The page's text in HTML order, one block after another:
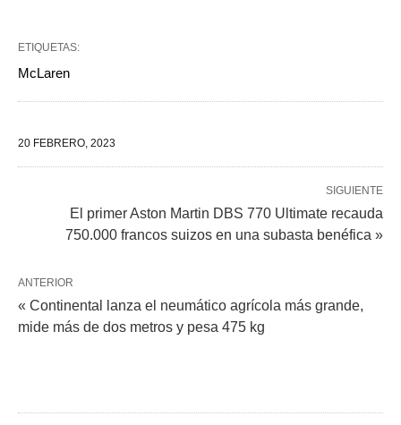
ETIQUETAS:
McLaren
20 FEBRERO, 2023
SIGUIENTE
El primer Aston Martin DBS 770 Ultimate recauda
750.000 francos suizos en una subasta benéfica »
ANTERIOR
« Continental lanza el neumático agrícola más grande,
mide más de dos metros y pesa 475 kg